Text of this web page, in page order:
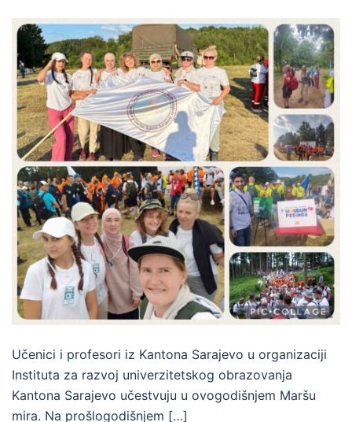
Učenici i profesori iz Kantona Sarajevo u organizaciji
Instituta za razvoj univerzitetskog obrazovanja
Kantona Sarajevo učestvuju u ovogodišnjem Maršu
mira. Na prošlogodišnjem […]